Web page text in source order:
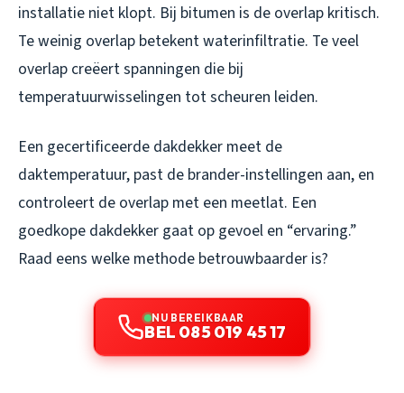
installatie niet klopt. Bij bitumen is de overlap kritisch.
Te weinig overlap betekent waterinfiltratie. Te veel
overlap creëert spanningen die bij
temperatuurwisselingen tot scheuren leiden.
Een gecertificeerde dakdekker meet de
daktemperatuur, past de brander-instellingen aan, en
controleert de overlap met een meetlat. Een
goedkope dakdekker gaat op gevoel en “ervaring.”
Raad eens welke methode betrouwbaarder is?
NU BEREIKBAAR
BEL 085 019 45 17